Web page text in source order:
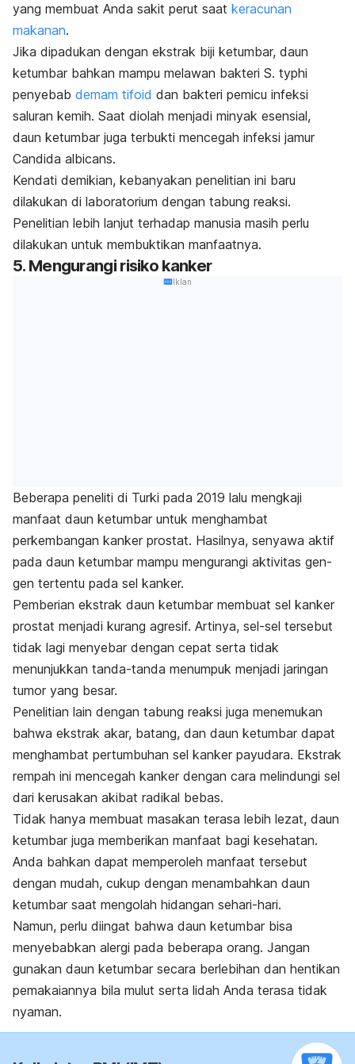
yang membuat Anda sakit perut saat keracunan
makanan.
Jika dipadukan dengan ekstrak biji ketumbar, daun
ketumbar bahkan mampu melawan bakteri S. typhi
penyebab demam tifoid dan bakteri pemicu infeksi
saluran kemih. Saat diolah menjadi minyak esensial,
daun ketumbar juga terbukti mencegah infeksi jamur
Candida albicans.
Kendati demikian, kebanyakan penelitian ini baru
dilakukan di laboratorium dengan tabung reaksi.
Penelitian lebih lanjut terhadap manusia masih perlu
dilakukan untuk membuktikan manfaatnya.
5. Mengurangi risiko kanker
Iklan
Beberapa peneliti di Turki pada 2019 lalu mengkaji
manfaat daun ketumbar untuk menghambat
perkembangan kanker prostat. Hasilnya, senyawa aktif
pada daun ketumbar mampu mengurangi aktivitas gen-
gen tertentu pada sel kanker.
Pemberian ekstrak daun ketumbar membuat sel kanker
prostat menjadi kurang agresif. Artinya, sel-sel tersebut
tidak lagi menyebar dengan cepat serta tidak
menunjukkan tanda-tanda menumpuk menjadi jaringan
tumor yang besar.
Penelitian lain dengan tabung reaksi juga menemukan
bahwa ekstrak akar, batang, dan daun ketumbar dapat
menghambat pertumbuhan sel kanker payudara. Ekstrak
rempah ini mencegah kanker dengan cara melindungi sel
dari kerusakan akibat radikal bebas.
Tidak hanya membuat masakan terasa lebih lezat, daun
ketumbar juga memberikan manfaat bagi kesehatan.
Anda bahkan dapat memperoleh manfaat tersebut
dengan mudah, cukup dengan menambahkan daun
ketumbar saat mengolah hidangan sehari-hari.
Namun, perlu diingat bahwa daun ketumbar bisa
menyebabkan alergi pada beberapa orang. Jangan
gunakan daun ketumbar secara berlebihan dan hentikan
pemakaiannya bila mulut serta lidah Anda terasa tidak
nyaman.